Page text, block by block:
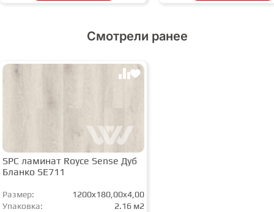
Смотрели ранее
SPC ламинат Royce Sense Дуб
Бланко SE711
Размер:
1200x180,00x4,00
Упаковка:
2.16 м2